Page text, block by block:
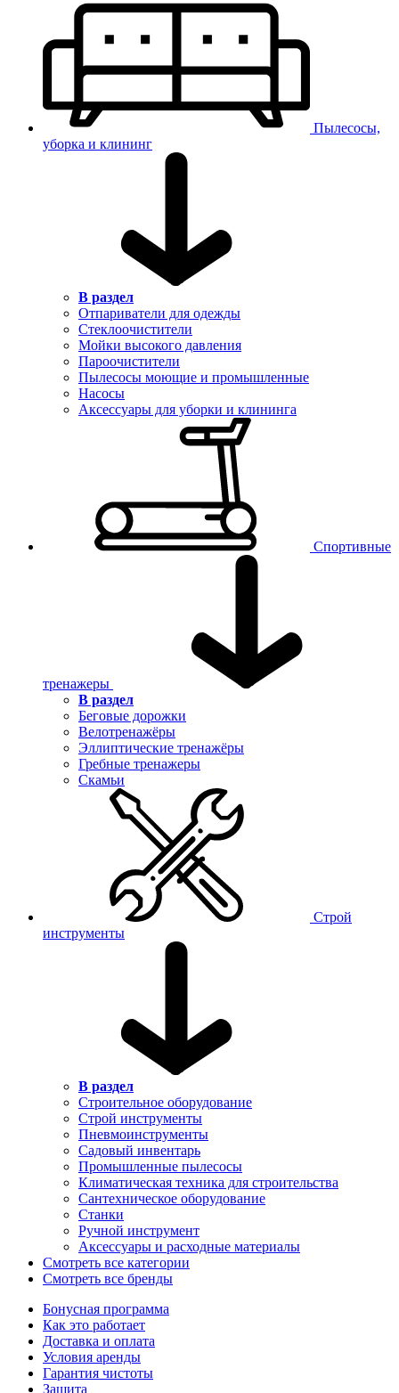
Пылесосы,
уборка и клининг
В раздел
Отпариватели для одежды
Стеклоочистители
Мойки высокого давления
Пароочистители
Пылесосы моющие и промышленные
Насосы
Аксессуары для уборки и клининга
Спортивные
тренажеры
В раздел
Беговые дорожки
Велотренажёры
Эллиптические тренажёры
Гребные тренажеры
Скамьи
Строй
инструменты
В раздел
Строительное оборудование
Строй инструменты
Пневмоинструменты
Садовый инвентарь
Промышленные пылесосы
Климатическая техника для строительства
Сантехническое оборудование
Станки
Ручной инструмент
Аксессуары и расходные материалы
Смотреть все категории
Смотреть все бренды
Бонусная программа
Как это работает
Доставка и оплата
Условия аренды
Гарантия чистоты
Защита